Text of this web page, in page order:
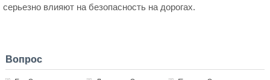
серьезно влияют на безопасность на дорогах.
Вопрос